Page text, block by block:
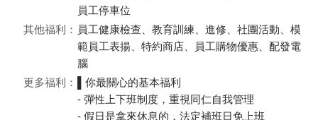
員工停車位
其他福利： 員工健康檢查、教育訓練、進修、社團活動、模
範員工表揚、特約商店、員工購物優惠、配發電
腦
更多福利：
▌你最關心的基本福利
- 彈性上下班制度，重視同仁自我管理
- 假日是拿來休息的，法定補班日免上班